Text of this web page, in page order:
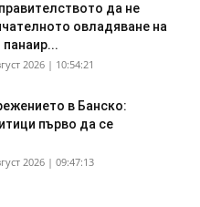
да не
овладяване на
2026 | 10:54:21
в Банско:
първо да се
2026 | 09:47:13